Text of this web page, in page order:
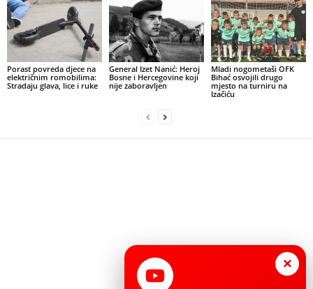
Porast povreda djece na
električnim romobilima:
Stradaju glava, lice i ruke
General Izet Nanić: Heroj
Bosne i Hercegovine koji
nije zaboravljen
Mladi nogometaši OFK
Bihać osvojili drugo
mjesto na turniru na
Izačiću
×